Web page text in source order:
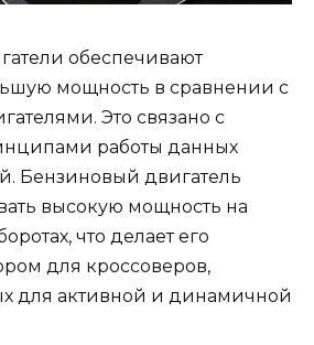
обеспечивают
мощность в сравнении с
Это связано с
работы данных
Бензиновый двигатель
высокую мощность на
что делает его
для кроссоверов,
для активной и динамичной